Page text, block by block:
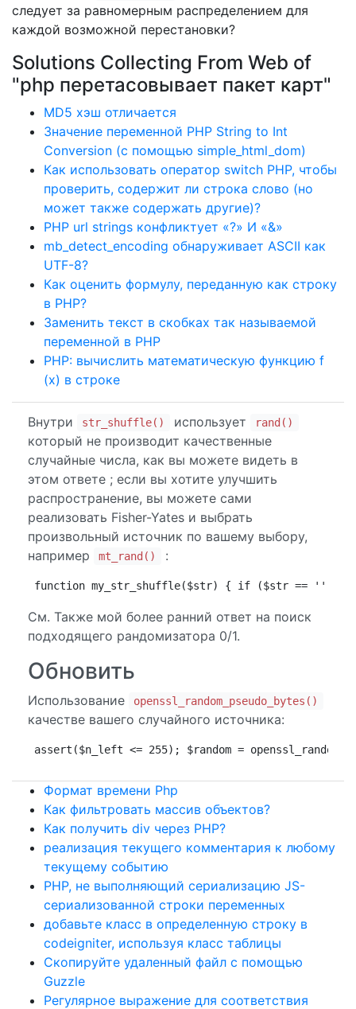
следует за равномерным распределением для
каждой возможной перестановки?
Solutions Collecting From Web of
"php перетасовывает пакет карт"
MD5 хэш отличается
Значение переменной PHP String to Int
Conversion (с помощью simple_html_dom)
Как использовать оператор switch PHP, чтобы
проверить, содержит ли строка слово (но
может также содержать другие)?
PHP url strings конфликтует «?» И «&»
mb_detect_encoding обнаруживает ASCII как
UTF-8?
Как оценить формулу, переданную как строку
в PHP?
Заменить текст в скобках так называемой
переменной в PHP
PHP: вычислить математическую функцию f
(x) в строке
Внутри str_shuffle() использует rand()
который не производит качественные
случайные числа, как вы можете видеть в
этом ответе ; если вы хотите улучшить
распространение, вы можете сами
реализовать Fisher-Yates и выбрать
произвольный источник по вашему выбору,
например
mt_rand() :
function my_str_shuffle($str) { if ($str == '') {
См. Также мой более ранний ответ на поиск
подходящего рандомизатора 0/1.
Обновить
Использование openssl_random_pseudo_bytes()
качестве вашего случайного источника:
assert($n_left <= 255); $random =
Формат времени Php
Как фильтровать массив объектов?
Как получить div через PHP?
реализация текущего комментария к любому
текущему событию
PHP, не выполняющий сериализацию JS-
сериализованной строки переменных
добавьте класс в определенную строку в
codeigniter, используя класс таблицы
Скопируйте удаленный файл с помощью
Guzzle
Регулярное выражение для соответствия